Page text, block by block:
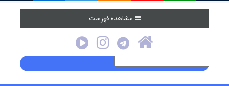
مشاهده فهرست